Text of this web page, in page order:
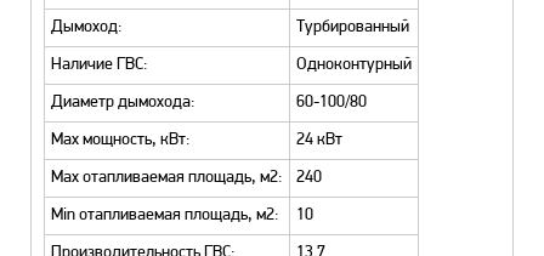
Дымоход: Турбированный
Наличие ГВС: Одноконтурный
Диаметр дымохода: 60-100/80
Max мощность, кВт: 24 кВт
Max отапливаемая площадь, м2: 240
Min отапливаемая площадь, м2: 10